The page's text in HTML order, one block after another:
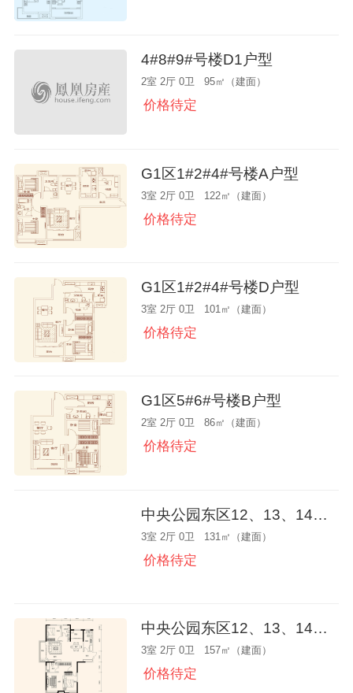
4#8#9#号楼D1户型
2室 2厅 0卫 95㎡（建面）
价格待定
G1区1#2#4#号楼A户型
3室 2厅 0卫 122㎡（建面）
价格待定
G1区1#2#4#号楼D户型
3室 2厅 0卫 101㎡（建面）
价格待定
G1区5#6#号楼B户型
2室 2厅 0卫 86㎡（建面）
价格待定
中央公园东区12、13、14、15#楼E户型
3室 2厅 0卫 131㎡（建面）
价格待定
中央公园东区12、13、14、15#楼K户型
3室 2厅 0卫 157㎡（建面）
价格待定